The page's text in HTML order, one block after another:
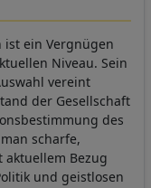
ist ein Vergnügen
Niveau. Sein
vereint
der Gesellschaft
des
scharfe,
Bezug
und geistlosen